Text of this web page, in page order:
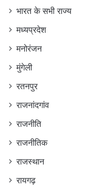
भारत के सभी राज्य
मध्यप्रदेश
मनोरंजन
मुंगेली
रतनपुर
राजनांदगांव
राजनीति
राजनीतिक
राजस्थान
रायगढ़